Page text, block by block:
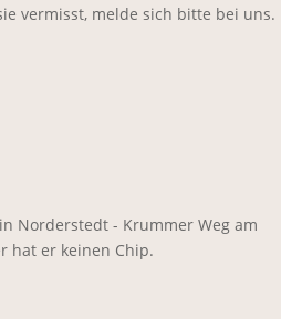
vermisst, melde sich bitte bei uns.
Norderstedt - Krummer Weg am
hat er keinen Chip.